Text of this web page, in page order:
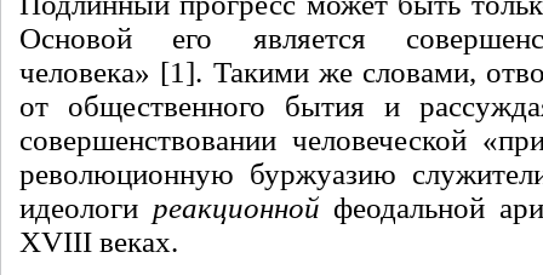
Основой его является
человека» [1]. Такими же словами,
от общественного бытия и
совершенствовании человеческой
революционную буржуазию
идеологи реакционной феодальной
XVIII веках.